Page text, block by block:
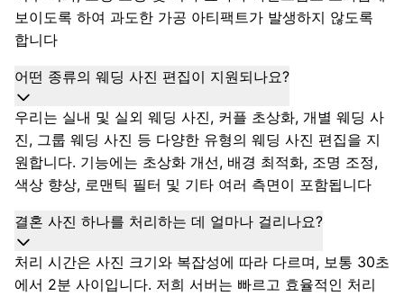
보이도록 하여 과도한 가공 아티팩트가 발생하지 않도록
합니다
어떤 종류의 웨딩 사진 편집이 지원되나요?
우리는 실내 및 실외 웨딩 사진, 커플 초상화, 개별 웨딩 사
진, 그룹 웨딩 사진 등 다양한 유형의 웨딩 사진 편집을 지
원합니다. 기능에는 초상화 개선, 배경 최적화, 조명 조정,
색상 향상, 로맨틱 필터 및 기타 여러 측면이 포함됩니다
결혼 사진 하나를 처리하는 데 얼마나 걸리나요?
처리 시간은 사진 크기와 복잡성에 따라 다르며, 보통 30초
에서 2분 사이입니다. 저희 서버는 빠르고 효율적인 처리